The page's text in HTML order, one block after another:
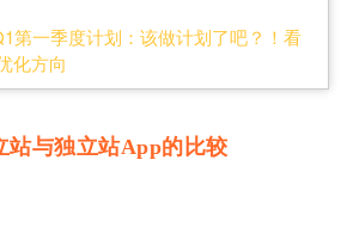
第一季度计划：该做计划了吧？！看
化方向
站与独立站App的比较